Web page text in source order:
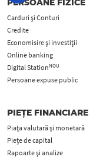
PERSOANE FIZICE
Carduri şi Conturi
Credite
Economisire și investiții
Online banking
Digital StationNOU
Persoane expuse public
PIEȚE FINANCIARE
Piața valutară și monetară
Piețe de capital
Rapoarte și analize